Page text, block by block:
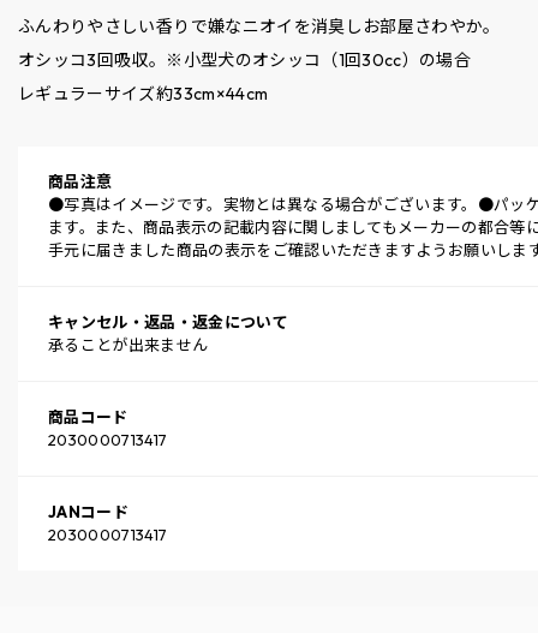
ふんわりやさしい香りで嫌なニオイを消臭しお部屋さわやか。
オシッコ3回吸収。※小型犬のオシッコ（1回30cc）の場合
レギュラーサイズ約33cm×44cm
商品注意
●写真はイメージです。実物とは異なる場合がございます。●パッ
ます。また、商品表示の記載内容に関しましてもメーカーの都合等
手元に届きました商品の表示をご確認いただきますようお願いしま
キャンセル・返品・返金について
承ることが出来ません
商品コード
2030000713417
JANコード
2030000713417